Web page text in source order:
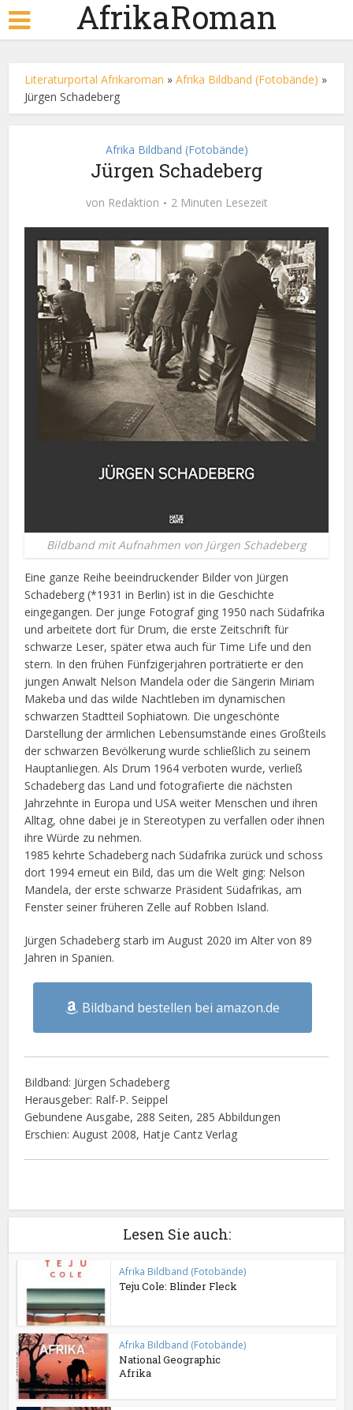
AfrikaRoman
Literaturportal Afrikaroman »Afrika Bildband (Fotobände) »
Jürgen Schadeberg
Afrika Bildband (Fotobände)
Jürgen Schadeberg
von Redaktion 2 Minuten Lesezeit
Bildband mit Aufnahmen von Jürgen Schadeberg
Eine ganze Reihe beeindruckender Bilder von Jürgen
Schadeberg (*1931 in Berlin) ist in die Geschichte
eingegangen. Der junge Fotograf ging 1950 nach Südafrika
und arbeitete dort für Drum, die erste Zeitschrift für
schwarze Leser, später etwa auch für Time Life und den
stern. In den frühen Fünfzigerjahren porträtierte er den
jungen Anwalt Nelson Mandela oder die Sängerin Miriam
Makeba und das wilde Nachtleben im dynamischen
schwarzen Stadtteil Sophiatown. Die ungeschönte
Darstellung der ärmlichen Lebensumstände eines Großteils
der schwarzen Bevölkerung wurde schließlich zu seinem
Hauptanliegen. Als Drum 1964 verboten wurde, verließ
Schadeberg das Land und fotografierte die nächsten
Jahrzehnte in Europa und USA weiter Menschen und ihren
Alltag, ohne dabei je in Stereotypen zu verfallen oder ihnen
ihre Würde zu nehmen.
1985 kehrte Schadeberg nach Südafrika zurück und schoss
dort 1994 erneut ein Bild, das um die Welt ging: Nelson
Mandela, der erste schwarze Präsident Südafrikas, am
Fenster seiner früheren Zelle auf Robben Island.
Jürgen Schadeberg starb im August 2020 im Alter von 89
Jahren in Spanien.
Bildband bestellen bei amazon.de
Bildband: Jürgen Schadeberg
Herausgeber: Ralf-P. Seippel
Gebundene Ausgabe, 288 Seiten, 285 Abbildungen
Erschien: August 2008, Hatje Cantz Verlag
Lesen Sie auch:
Afrika Bildband (Fotobände)
Teju Cole: Blinder Fleck
Afrika Bildband (Fotobände)
National Geographic
Afrika